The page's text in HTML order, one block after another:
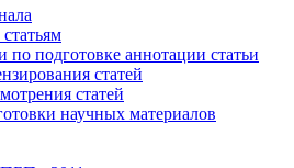
по подготовке аннотации статьи
статей
статей
научных материалов